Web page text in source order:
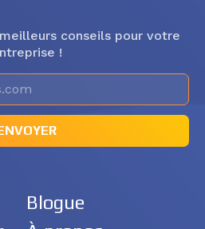
conseils pour votre
!
Blogue